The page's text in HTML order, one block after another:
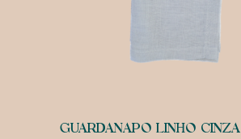
GUARDANAPO LINHO CINZA